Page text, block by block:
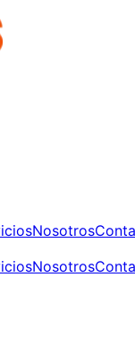
Nosotros
Nosotros